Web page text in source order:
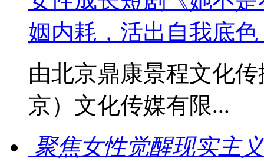
姻内耗，活出自我底色
由北京鼎康景程文化
京）文化传媒有限...
聚焦女性觉醒现实主